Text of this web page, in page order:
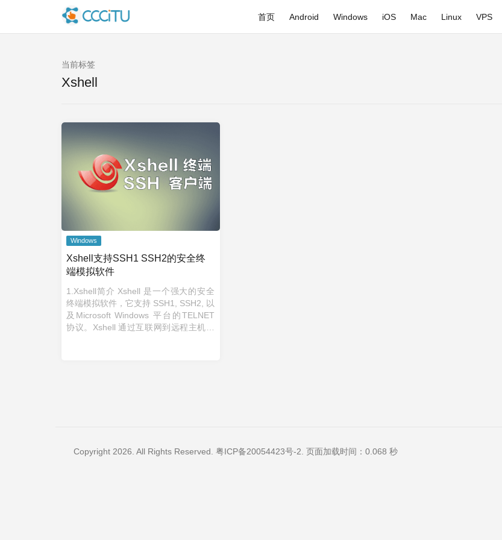
首页 Android Windows iOS Mac Linux VPS
当前标签
Xshell
Windows
Xshell支持SSH1 SSH2的安全终
端模拟软件
1.Xshell简介 Xshell 是一个强大的安全
终端模拟软件，它支持 SSH1, SSH2, 以
及Microsoft Windows 平台的TELNET
协议。Xshell 通过互联网到远程主机的
Copyright 2026. All Rights Reserved. 粤ICP备20054423号-2 . 页面加载时间：0.068 秒